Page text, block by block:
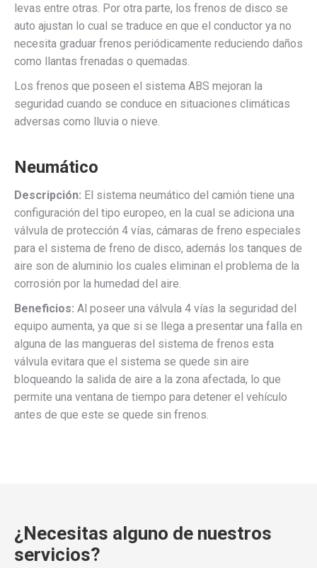
levas entre otras. Por otra parte, los frenos de disco se
auto ajustan lo cual se traduce en que el conductor ya no
necesita graduar frenos periódicamente reduciendo daños
como llantas frenadas o quemadas.
Los frenos que poseen el sistema ABS mejoran la
seguridad cuando se conduce en situaciones climáticas
adversas como lluvia o nieve.
Neumático
Descripción: El sistema neumático del camión tiene una
configuración del tipo europeo, en la cual se adiciona una
válvula de protección 4 vías, cámaras de freno especiales
para el sistema de freno de disco, además los tanques de
aire son de aluminio los cuales eliminan el problema de la
corrosión por la humedad del aire.
Beneficios: Al poseer una válvula 4 vías la seguridad del
equipo aumenta, ya que si se llega a presentar una falla en
alguna de las mangueras del sistema de frenos esta
válvula evitara que el sistema se quede sin aire
bloqueando la salida de aire a la zona afectada, lo que
permite una ventana de tiempo para detener el vehículo
antes de que este se quede sin frenos.
¿Necesitas alguno de nuestros
servicios?